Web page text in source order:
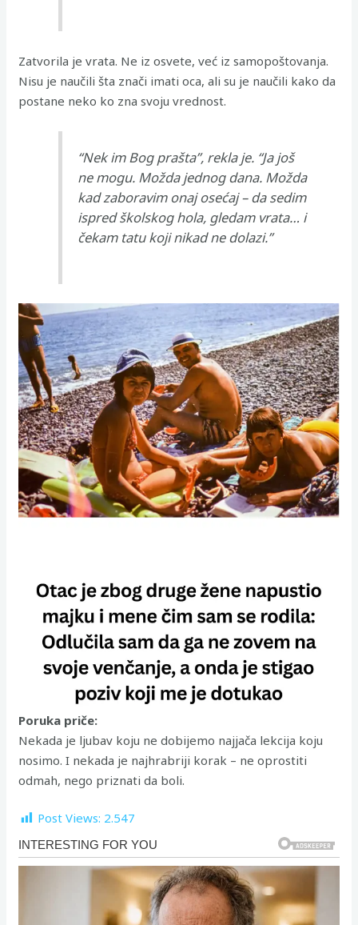
Zatvorila je vrata. Ne iz osvete, već iz samopoštovanja.
Nisu je naučili šta znači imati oca, ali su je naučili kako da
postane neko ko zna svoju vrednost.
“Nek im Bog prašta”, rekla je. “Ja još
ne mogu. Možda jednog dana. Možda
kad zaboravim onaj osećaj – da sedim
ispred školskog hola, gledam vrata… i
čekam tatu koji nikad ne dolazi.”
Poruka priče:
Nekada je ljubav koju ne dobijemo najjača lekcija koju
nosimo. I nekada je najhrabriji korak – ne oprostiti
odmah, nego priznati da boli.
Post Views: 2.547